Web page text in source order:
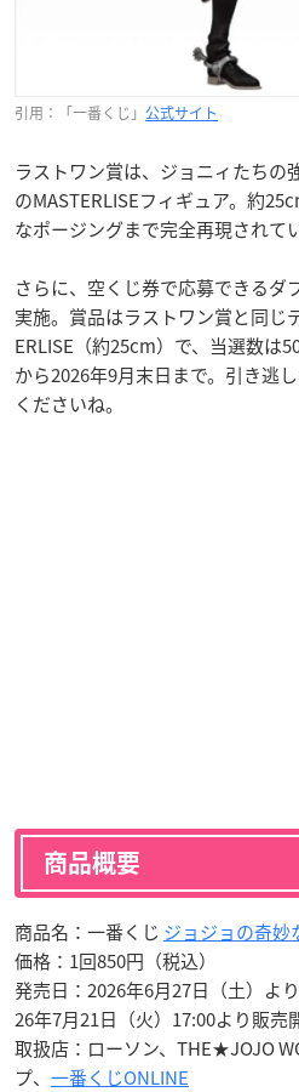
引用：「一番くじ」 公式サイト
ラストワン賞は、ジョニィたちの
のMASTERLISEフィギュア。約
なポージングまで完全再現されて
さらに、空くじ券で応募できるダ
実施。賞品はラストワン賞と同じ
ERLISE（約25cm）で、当選数は
から2026年9月末日まで。引き逃
くださいね。
商品概要
商品名：一番くじ ジョジョの奇妙
価格：1回850円（税込）
発売日：2026年6月27日（土）よ
26年7月21日（火）17:00より販売
取扱店：ローソン、THE★JOJO
プ、 一番くじONLINE